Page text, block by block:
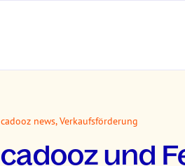
cadooz news, Verkaufsförderung
cadooz und